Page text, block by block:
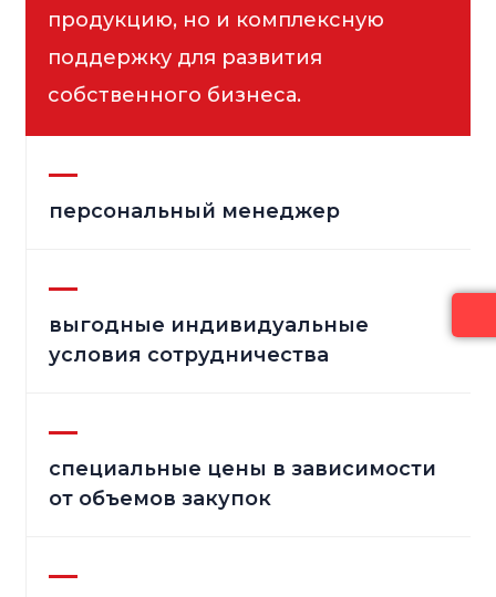
продукцию, но и комплексную
поддержку для развития
собственного бизнеса.
персональный менеджер
выгодные индивидуальные
условия сотрудничества
специальные цены в зависимости
от объемов закупок